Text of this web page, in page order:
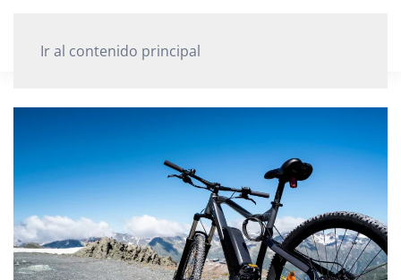
Ir al contenido principal